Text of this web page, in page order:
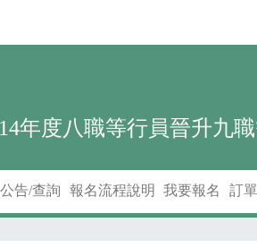
年度八職等行員晉升九
告/查詢 報名流程說明 我要報名 訂